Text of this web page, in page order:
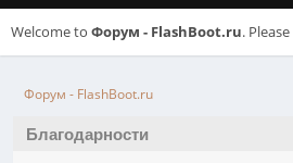
Welcome to Форум - FlashBoot.ru. Please
Форум - FlashBoot.ru
Благодарности